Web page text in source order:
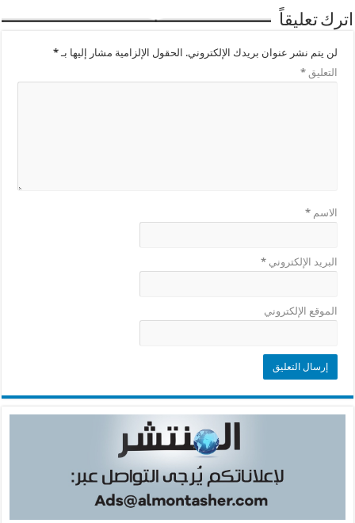
اترك تعليقاً
لن يتم نشر عنوان بريدك الإلكتروني. الحقول الإلزامية مشار إليها بـ*
التعليق*
الاسم*
البريد الإلكتروني*
الموقع الإلكتروني